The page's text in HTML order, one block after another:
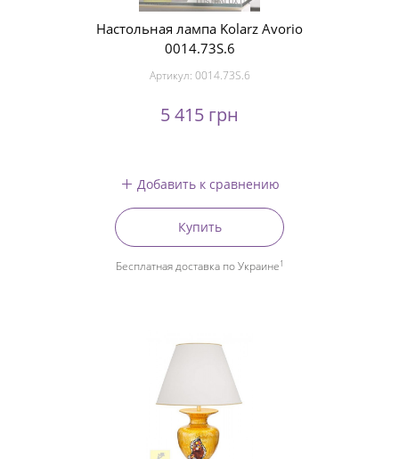
Настольная лампа Kolarz Avorio
0014.73S.6
Артикул: 0014.73S.6
5 415 грн
Добавить к сравнению
Купить
Бесплатная доставка по Украине1